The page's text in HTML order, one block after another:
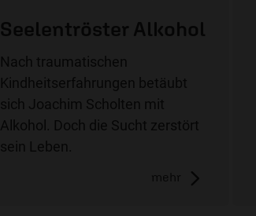
Seelentröster Alkohol
Nach traumatischen
Kindheitserfahrungen betäubt
sich Joachim Scholten mit
Alkohol. Doch die Sucht zerstört
sein Leben.
mehr